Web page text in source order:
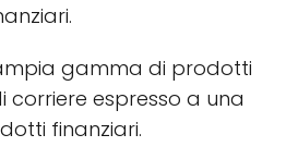
gamma di prodotti
corriere espresso a una
finanziari.